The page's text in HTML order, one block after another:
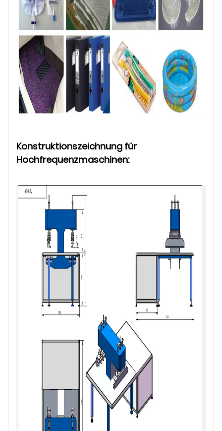
Konstruktionszeichnung für
Hochfrequenzmaschinen: